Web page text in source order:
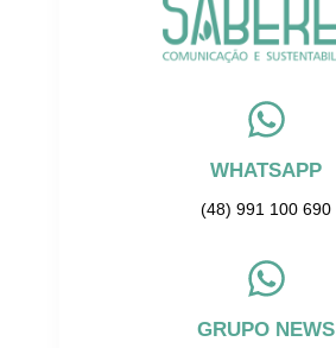
WHATSAPP
(48) 991 100 690
GRUPO NEWS